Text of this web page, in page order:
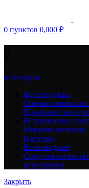
0 пунктов 0,000 ₽
Категории
Все продукты
Операционная
Поверхностного
Встраиваемые
Микрополосковые
Нагрузки
Волноводные
Средства
исполнении
Закрыть